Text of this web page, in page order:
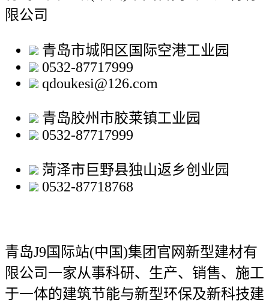
限公司
青岛市城阳区国际空港工业园
0532-87717999
qdoukesi@126.com
青岛胶州市胶莱镇工业园
0532-87717999
菏泽市巨野县独山返乡创业园
0532-87718768
青岛J9国际站(中国)集团官网新型建材有
限公司一家从事科研、生产、销售、施工
于一体的建筑节能与新型环保及新科技建